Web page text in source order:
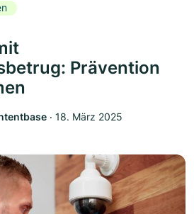
Prävention
‧ 18. März 2025